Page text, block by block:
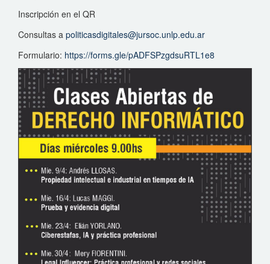
Inscripción en el QR
Consultas a politicasdigitales@jursoc.unlp.edu.ar
Formulario: https://forms.gle/pADFSPzgdsuRTL1e8